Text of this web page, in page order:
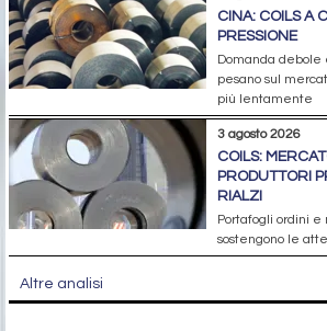
CINA: COILS A
PRESSIONE
Domanda
pesano sul
più lentamente
3 agosto 2026
COILS:
PRODUTTORI
RIALZI
Portafogli ordini e
sostengono le
Altre analisi